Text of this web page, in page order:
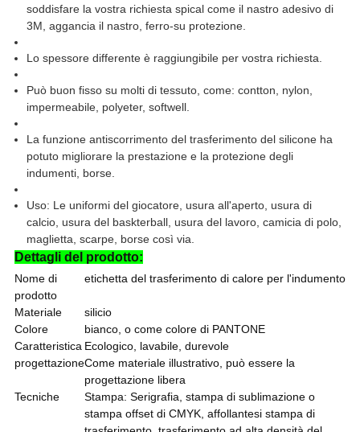
soddisfare la vostra richiesta spical come il nastro adesivo di
3M, aggancia il nastro, ferro-su protezione.
Lo spessore differente è raggiungibile per vostra richiesta.
Può buon fisso su molti di tessuto, come: contton, nylon,
impermeabile, polyeter, softwell.
La funzione antiscorrimento del trasferimento del silicone ha
potuto migliorare la prestazione e la protezione degli
indumenti, borse.
Uso: Le uniformi del giocatore, usura all'aperto, usura di
calcio, usura del baskterball, usura del lavoro, camicia di polo,
maglietta, scarpe, borse così via.
Dettagli del prodotto:
Nome di
prodotto
etichetta del trasferimento di calore per l'indumento
Materiale
silicio
Colore
bianco, o come colore di PANTONE
Caratteristica Ecologico, lavabile, durevole
progettazioneCome materiale illustrativo, può essere la
progettazione libera
Tecniche
Stampa: Serigrafia, stampa di sublimazione o
stampa offset di CMYK, affollantesi stampa di